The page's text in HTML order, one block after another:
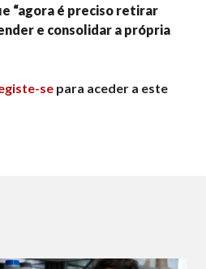
“agora é preciso retirar
e consolidar a própria
se para aceder a este